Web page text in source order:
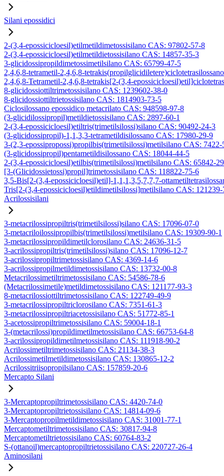
Silani epossidici
2-(3,4-epossicicloesil)etilmetildimetossisilano CAS: 97802-57-8
2-(3,4-epossicicloesil)etilmetildietossisilano CAS: 14857-35-3
3-glicidossipropildimetossimetilsilano CAS: 65799-47-5
2,4,6,8-tetrametil-2,4,6,8-
2,4,6,8-Tetrametil-2,4,6,8-tetrakis[2-(3,4-
8-glicidossiottiltrimetossisilano CAS: 1239602-38-0
8-glicidossiottiltrietossisilano CAS: 1814903-73-5
Ciclosilossano epossidico metacrilato CAS: 948598-97-8
(3-glicidilossipropil)metildietossisilano CAS: 2897-60-1
2-(3,4-epossicicloesil)etiltris(trimetilsilossi)silano CAS: 90492-24-3
(3-glicidossipropil)-1,1,3,3-tetrametildisilossano CAS: 17980-29-9
3-(2,3-epossipropossi)propilbis(trimetilsilossi)metilsilano CAS: 7422-
(3-glicidossipropil)pentametildisilossano CAS: 18044-44-5
2-(3,4-epossicicloesil)etilbis(trimetilsilossi)metilsilano CAS: 65842-
[3-(Glicidossietossi)propil]trimetossisilano CAS: 118822-75-6
3,5-Bis[2-(3,4-epossicicloesil)etil]-1,1,1,3,5,7,7,7-
Tris[2-(3,4-epossicicloesil)etildimetilsilossi]metilsilano CAS: 121239-
Acrilossisilani
3-metacrilossipropiltris(trimetilsilossi)silano CAS: 17096-07-0
3-metacriloilossipropilbis(trimetilsilossi)metilsilano CAS: 19309-90-1
3-metacrilossipropildimetilclorosilano CAS: 24636-31-5
3-acrilossipropiltris(trimetilsilossi)silano CAS: 17096-12-7
3-acrilossipropiltrimetossisilano CAS: 4369-14-6
3-acrilossipropilmetildimetossisilano CAS: 13732-00-8
Metacrilossimetiltrimetossisilano CAS: 54586-78-6
(Metacrilossimetile)metildimetossisilano CAS: 121177-93-3
8-metacrilossiottiltrimetossisilano CAS: 122749-49-9
3-metacrilossipropiltriclorosilano CAS: 7351-61-3
3-metacrilossipropiltriacetossisilano CAS: 51772-85-1
3-acetossipropiltrimetossisilano CAS: 59004-18-1
3-(metacrilossi)propildimetilmetossisilano CAS: 66753-64-8
3-acrilossipropildimetilmetossisilano CAS: 111918-90-2
Acrilossimetiltrimetossisilano CAS: 21134-38-3
Acrilossimetilmetildimetossisilano CAS: 130865-12-2
Acrilossitriisopropilsilano CAS: 157859-20-6
Mercapto Silani
3-Mercaptopropiltrimetossisilano CAS: 4420-74-0
3-Mercaptopropiltrietossisilano CAS: 14814-09-6
3-Mercaptopropilmetildimetossisilano CAS: 31001-77-1
Mercaptometiltrimetossisilano CAS: 30817-94-8
Mercaptometiltrietossisilano CAS: 60764-83-2
S-(ottanoil)mercaptopropiltrietossisilano CAS: 220727-26-4
Aminosilani